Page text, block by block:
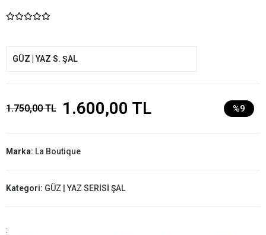
GÜZ | YAZ S. ŞAL
1.750,00 TL 1.600,00 TL %9
Marka: La Boutique
Kategori: GÜZ | YAZ SERİSİ ŞAL
: